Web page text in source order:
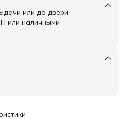
или до двери
или наличными